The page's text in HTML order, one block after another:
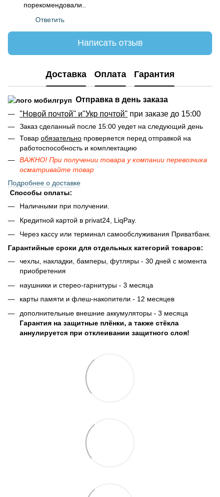
порекомендовали..
Ответить
Написать отзыв
Доставка Оплата Гарантия
Отправка в день заказа
"Новой почтой" и"Укр почтой" при заказе до 15:00
Заказ сделанный после 15:00 уедет на следующий день
Товар обязательно проверяется перед отправкой на
работоспособность и комплектацию
ВАЖНО! При получении товара у компании перевозчика
осматривайте товар
Подробнее о доставке
Способы оплаты:
Наличными при получении.
Кредитной картой в privat24, LiqPay.
Через кассу или терминал самообслуживания Приватбанк.
Гарантийные сроки для отдельных категорий товаров:
чехлы, накладки, бамперы, футляры - 30 дней с момента
приобретения
наушники и стерео-гарнитуры - 3 месяца
карты памяти и флеш-накопители - 12 месяцев
дополнительные внешние аккумуляторы - 3 месяца
Гарантия на защитные плёнки, а также стёкла
аннулируется при отклеивании защитного слоя!